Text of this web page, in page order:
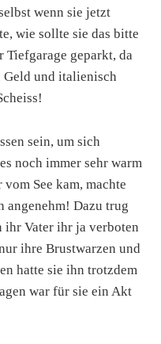
wenn sie jetzt
wie sollte sie das bitte
Tiefgarage geparkt, da
Geld und italienisch
sein, um sich
noch immer sehr warm
See kam, machte
angenehm! Dazu trug
Vater ihr ja verboten
ihre Brustwarzen und
hatte sie ihn trotzdem
war für sie ein Akt